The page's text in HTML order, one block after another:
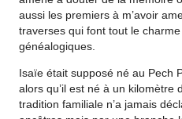
aussi les premiers à m’avoir
traverses qui font tout le
généalogiques.
Isaïe était supposé né au Pech
alors qu’il est né à un kilomètre
tradition familiale n’a jamais